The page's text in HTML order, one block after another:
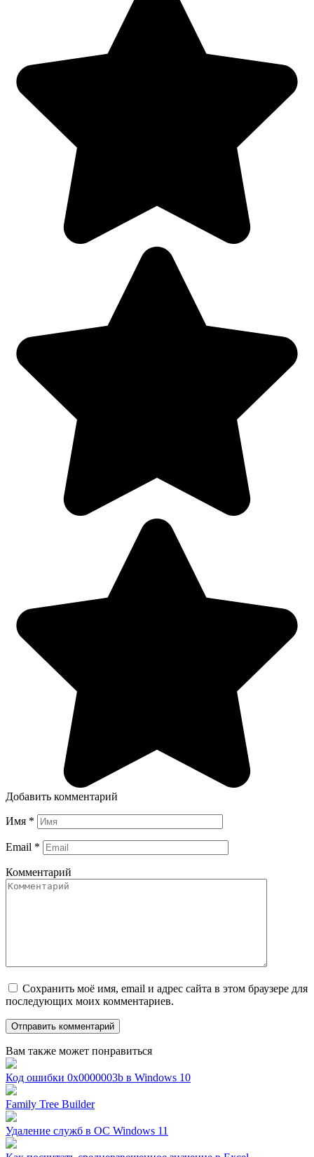
Добавить комментарий
Имя *
Email *
Комментарий
Сохранить моё имя, email и адрес сайта в этом браузере для
последующих моих комментариев.
Вам также может понравиться
Код ошибки 0x0000003b в Windows 10
Family Tree Builder
Удаление служб в ОС Windows 11